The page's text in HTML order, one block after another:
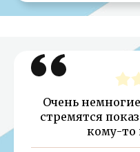
Очень
стремятся
кому-то